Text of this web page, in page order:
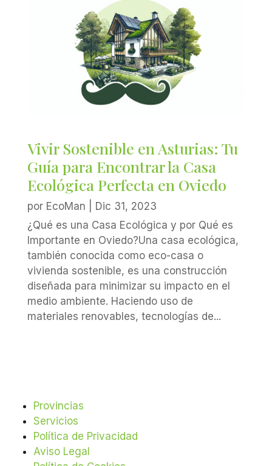
Vivir Sostenible en Asturias: Tu
Guía para Encontrar la Casa
Ecológica Perfecta en Oviedo
por EcoMan
Dic 31, 2023
¿Qué es una Casa Ecológica y por Qué es
Importante en Oviedo?Una casa ecológica,
también conocida como eco-casa o
vivienda sostenible, es una construcción
diseñada para minimizar su impacto en el
medio ambiente. Haciendo uso de
materiales renovables, tecnologías de...
Provincias
Servicios
Política de Privacidad
Aviso Legal